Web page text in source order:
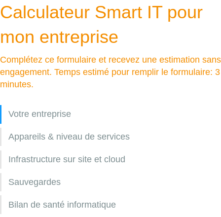
Calculateur Smart IT pour
mon entreprise
Complétez ce formulaire et recevez une estimation sans
engagement. Temps estimé pour remplir le formulaire: 3
minutes.
Votre entreprise
Appareils & niveau de services
Infrastructure sur site et cloud
Sauvegardes
Bilan de santé informatique